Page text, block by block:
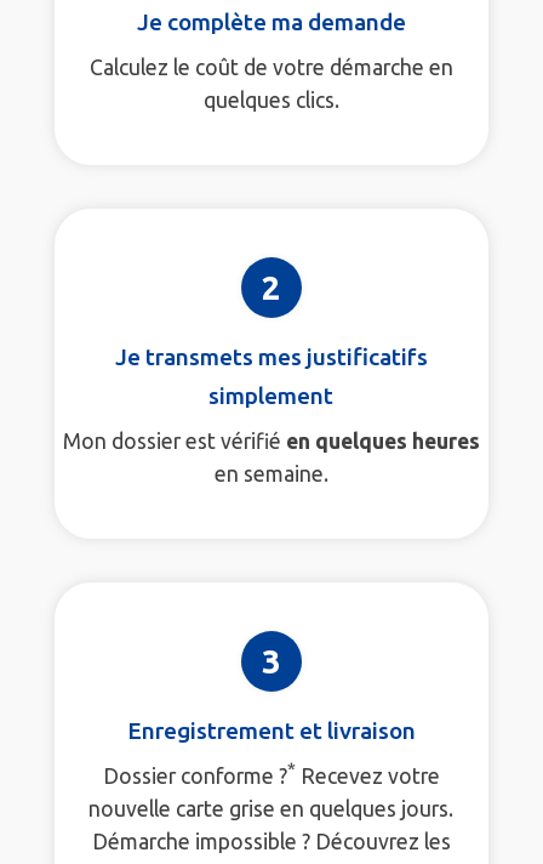
Je complète ma demande
Calculez le coût de votre démarche en
quelques clics.
2
Je transmets mes justificatifs
simplement
Mon dossier est vérifié en quelques heures
en semaine.
3
Enregistrement et livraison
Dossier conforme ?* Recevez votre
nouvelle carte grise en quelques jours.
Démarche impossible ? Découvrez les